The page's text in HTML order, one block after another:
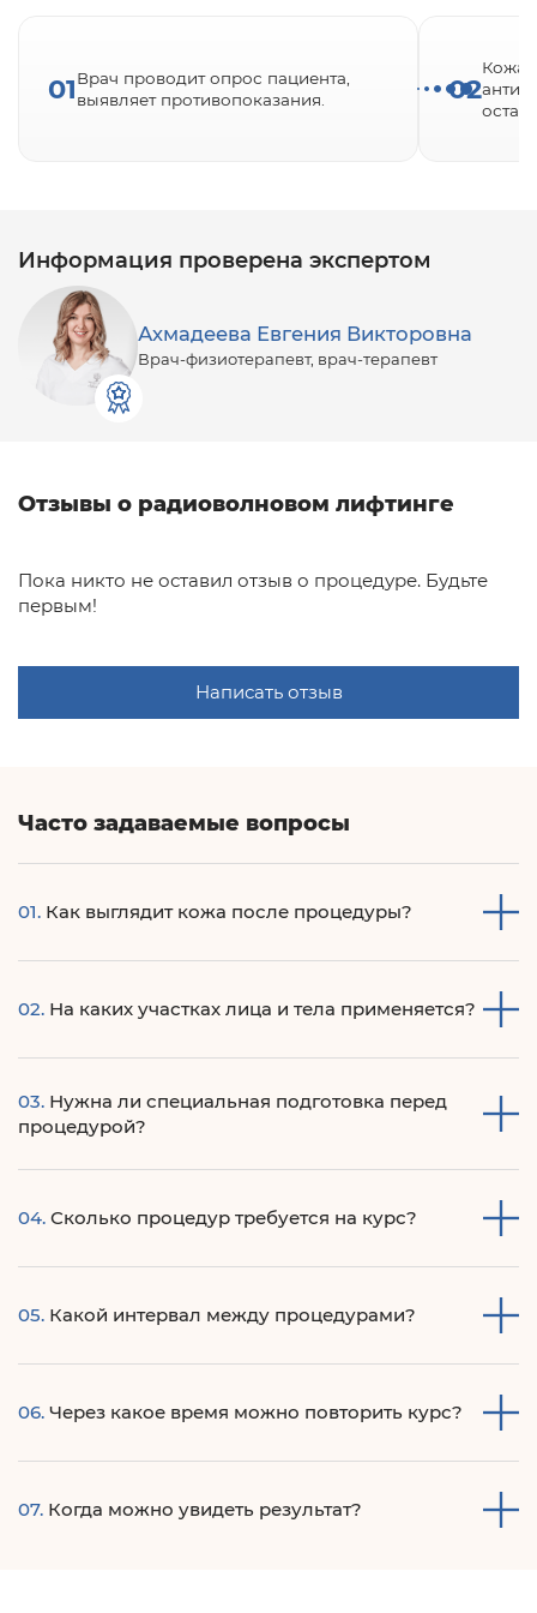
01Врач проводит опрос пациента,
выявляет противопоказания.
02
Кожа
Информация проверена экспертом
Ахмадеева Евгения Викторовна
Врач-физиотерапевт, врач-терапевт
Отзывы о радиоволновом лифтинге
Пока никто не оставил отзыв о процедуре. Будьте
первым!
Написать отзыв
Часто задаваемые вопросы
01. Как выглядит кожа после процедуры?
Сразу после процедуры наблюдается легкое
покравнение кожи, как после сауны, которое проходит в
02. На каких участках лица и тела применяется?
Может применяться на любых участках лица и тела,
кроме подвижного века, бласти молочных желез и
щитовидной железы.
03. Нужна ли специальная подготовка перед
процедурой?
Нет. Если процедура проводится на лице, мужчинам
необходимо побриться перед процедурой.
04. Сколько процедур требуется на курс?
В среднем, 6-8 процедур
05. Какой интервал между процедурами?
7-10 дней
06. Через какое время можно повторить курс?
Через 1 год
07. Когда можно увидеть результат?